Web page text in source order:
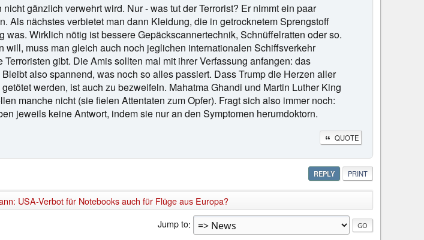
gänzlich verwehrt wird. Nur - was tut der Terrorist? Er nimmt ein paar
Als nächstes verbietet man dann Kleidung, die in getrocknetem Sprengstoff
was. Wirklich nötig ist bessere Gepäckscannertechnik, Schnüffelratten oder so.
will, muss man gleich auch noch jeglichen internationalen Schiffsverkehr
gibt. Die Amis sollten mal mit ihrer Verfassung anfangen: das
also spannend, was noch so alles passiert. Dass Trump die Herzen aller
werden, ist auch zu bezweifeln. Mahatma Ghandi und Martin Luther King
manche nicht (sie fielen Attentaten zum Opfer). Fragt sich also immer noch:
jeweils keine Antwort, indem sie nur an den Symptomen herumdoktorn.
QUOTE
REPLY PRINT
USA-Verbot für Notebooks auch für Flüge aus Europa?
Jump to